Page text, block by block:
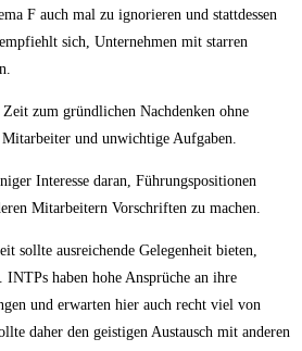
F auch mal zu ignorieren und stattdessen
sich, Unternehmen mit starren
zum gründlichen Nachdenken ohne
und unwichtige Aufgaben.
Interesse daran, Führungspositionen
Mitarbeitern Vorschriften zu machen.
sollte ausreichende Gelegenheit bieten,
INTPs haben hohe Ansprüche an ihre
und erwarten hier auch recht viel von
daher den geistigen Austausch mit anderen